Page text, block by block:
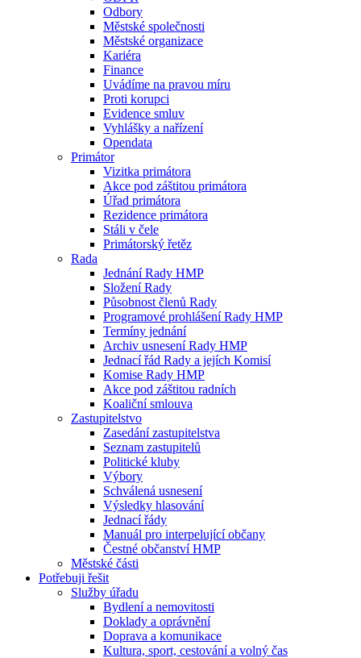
Odbory
Městské společnosti
Městské organizace
Kariéra
Finance
Uvádíme na pravou míru
Proti korupci
Evidence smluv
Vyhlášky a nařízení
Opendata
Primátor
Vizitka primátora
Akce pod záštitou primátora
Úřad primátora
Rezidence primátora
Stáli v čele
Primátorský řetěz
Rada
Jednání Rady HMP
Složení Rady
Působnost členů Rady
Programové prohlášení Rady HMP
Termíny jednání
Archiv usnesení Rady HMP
Jednací řád Rady a jejích Komisí
Komise Rady HMP
Akce pod záštitou radních
Koaliční smlouva
Zastupitelstvo
Zasedání zastupitelstva
Seznam zastupitelů
Politické kluby
Výbory
Schválená usnesení
Výsledky hlasování
Jednací řády
Manuál pro interpelující občany
Čestné občanství HMP
Městské části
Potřebuji řešit
Služby úřadu
Bydlení a nemovitosti
Doklady a oprávnění
Doprava a komunikace
Kultura, sport, cestování a volný čas